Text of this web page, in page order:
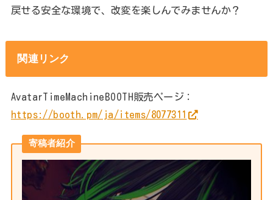
戻せる安全な環境で、改変を楽しんでみませんか？
関連リンク
AvatarTimeMachineBOOTH販売ページ：
https://booth.pm/ja/items/8077311
寄稿者紹介